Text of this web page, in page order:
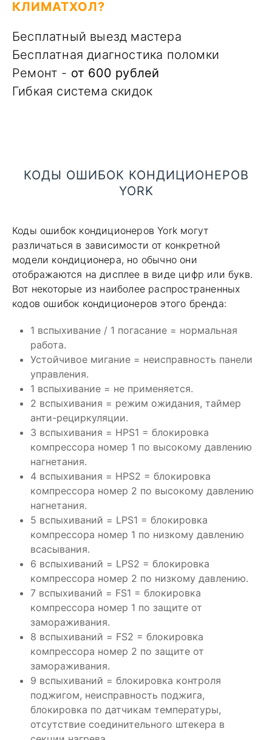
КЛИМАТХОЛ?
Бесплатный выезд мастера
Бесплатная диагностика поломки
Ремонт - от 600 рублей
Гибкая система скидок
КОДЫ ОШИБОК КОНДИЦИОНЕРОВ
YORK
Коды ошибок кондиционеров York могут
различаться в зависимости от конкретной
модели кондиционера, но обычно они
отображаются на дисплее в виде цифр или букв.
Вот некоторые из наиболее распространенных
кодов ошибок кондиционеров этого бренда:
1 вспыхивание / 1 погасание = нормальная
работа.
Устойчивое мигание = неисправность панели
управления.
1 вспыхивание = не применяется.
2 вспыхивания = режим ожидания, таймер
анти-рециркуляции.
3 вспыхивания = HPS1 = блокировка
компрессора номер 1 по высокому давлению
нагнетания.
4 вспыхивания = HPS2 = блокировка
компрессора номер 2 по высокому давлению
нагнетания.
5 вспыхиваний = LPS1 = блокировка
компрессора номер 1 по низкому давлению
всасывания.
6 вспыхиваний = LPS2 = блокировка
компрессора номер 2 по низкому давлению.
7 вспыхиваний = FS1 = блокировка
компрессора номер 1 по защите от
замораживания.
8 вспыхиваний = FS2 = блокировка
компрессора номер 2 по защите от
замораживания.
9 вспыхиваний = блокировка контроля
поджигом, неисправность поджига,
блокировка по датчикам температуры,
отсутствие соединительного штекера в